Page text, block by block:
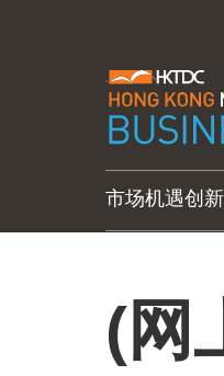
市场机遇创
(网